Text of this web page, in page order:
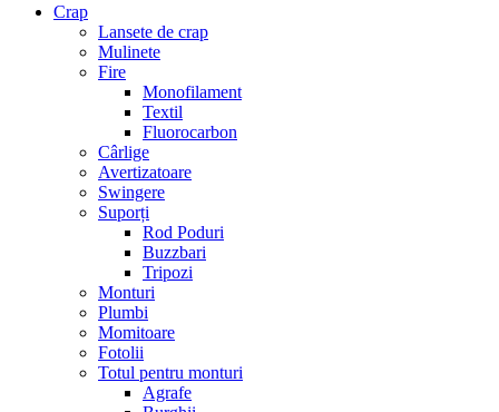
Crap
Lansete de crap
Mulinete
Fire
Monofilament
Textil
Fluorocarbon
Cârlige
Avertizatoare
Swingere
Suporți
Rod Poduri
Buzzbari
Tripozi
Monturi
Plumbi
Momitoare
Fotolii
Totul pentru monturi
Agrafe